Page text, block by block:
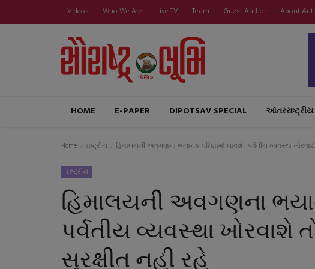
Videos Who We Are Live TV Team Guest Author About
HOME E-PAPER DIPOTSAV SPECIAL આંતરરાષ્ટ્રીય
Home રાષ્ટ્રીય હિમાલયની અવગણના ભયાનક પરિણામો લાવશે : પર્વતીય વ્યવસ્થા ખોરવાશે
રાષ્ટ્રીય
હિમાલયની અવગણના
પર્વતીય વ્યવસ્થા ખોરવાશે
સુરક્ષીત નહીં રહે